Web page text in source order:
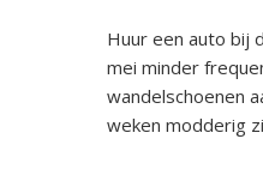
Huur een auto bij
mei minder
wandelschoenen
weken modderig